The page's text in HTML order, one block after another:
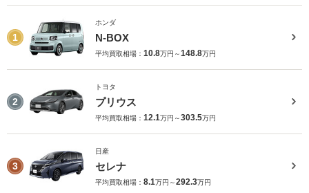
1
ホンダ
N-BOX
平均買取相場： 10.8万円～148.8万円
2
トヨタ
プリウス
平均買取相場： 12.1万円～303.5万円
3
日産
セレナ
平均買取相場： 8.1万円～292.3万円